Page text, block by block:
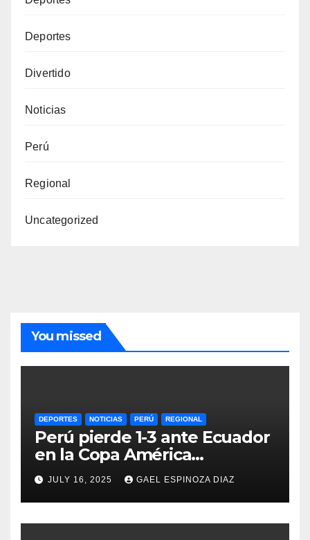
Deportes
Divertido
Noticias
Perú
Regional
Uncategorized
You missed
DEPORTES NOTICIAS PERÚ REGIONAL
Perú pierde 1-3 ante Ecuador
en la Copa América
Femenina y lidera el Grupo A
JULY 16, 2025 GAEL ESPINOZA DIAZ